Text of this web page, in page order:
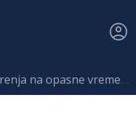
pojave - ATOM feed INSPIRE